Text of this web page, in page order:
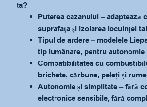
ta?
Puterea cazanului – adaptează
suprafața și izolarea locuinței
Tipul de ardere – modelele
tip lumânare, pentru autonomie
Compatibilitatea cu
brichete, cărbune, peleți și
Autonomie și simplitate – fără
electronice sensibile, fără